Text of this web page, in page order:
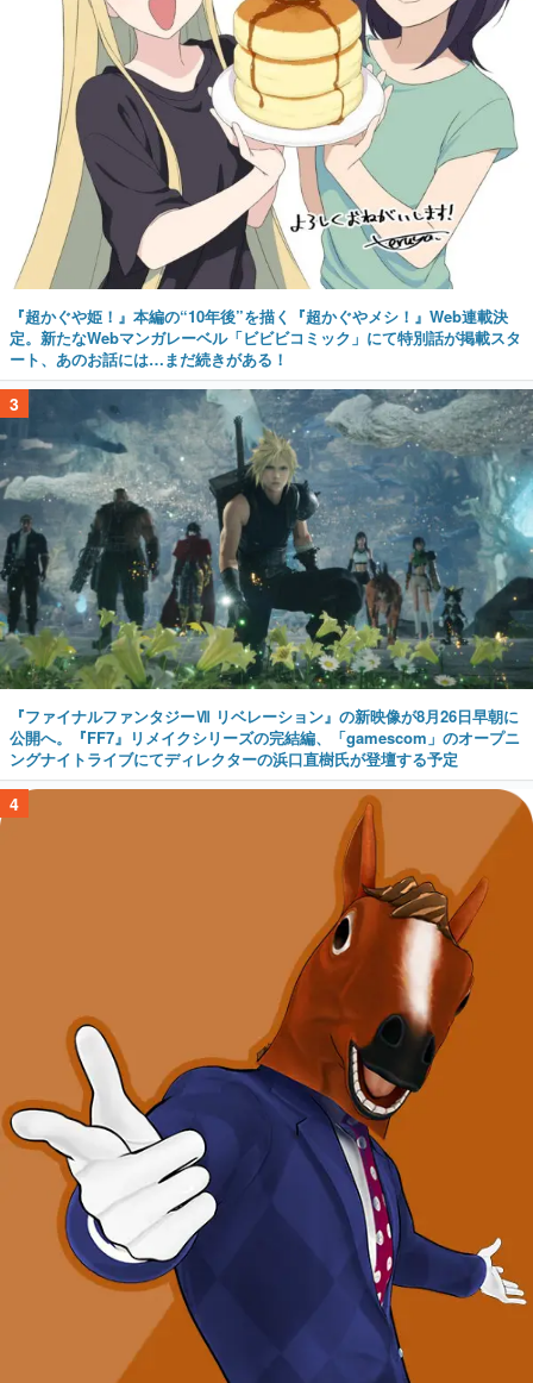
『超かぐや姫！』本編の“10年後”を描く『超かぐやメシ！』Web連載決
定。新たなWebマンガレーベル「ビビビコミック」にて特別話が掲載スタ
ート、あのお話には…まだ続きがある！
3
『ファイナルファンタジーⅦ リベレーション』の新映像が8月26日早朝に
公開へ。『FF7』リメイクシリーズの完結編、「gamescom」のオープニ
ングナイトライブにてディレクターの浜口直樹氏が登壇する予定
4